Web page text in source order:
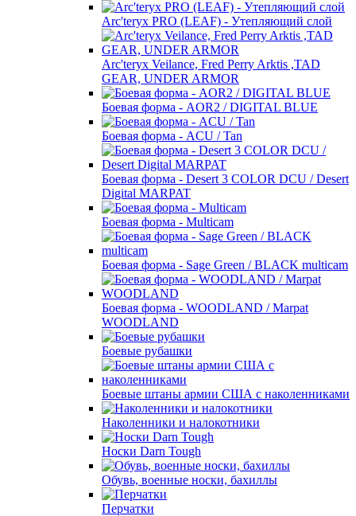
Arc'teryx PRO (LEAF) - Утепляющий слой
Arc'teryx Veilance, Fred Perry Arktis ,TAD
GEAR, UNDER ARMOR
Боевая форма - AOR2 / DIGITAL BLUE
Боевая форма - ACU / Tan
Боевая форма - Desert 3 COLOR DCU / Desert
Digital MARPAT
Боевая форма - Multicam
Боевая форма - Sage Green / BLACK multicam
Боевая форма - WOODLAND / Marpat
WOODLAND
Боевые рубашки
Боевые штаны армии США с наколенниками
Наколенники и налокотники
Носки Darn Tough
Обувь, военные носки, бахиллы
Перчатки